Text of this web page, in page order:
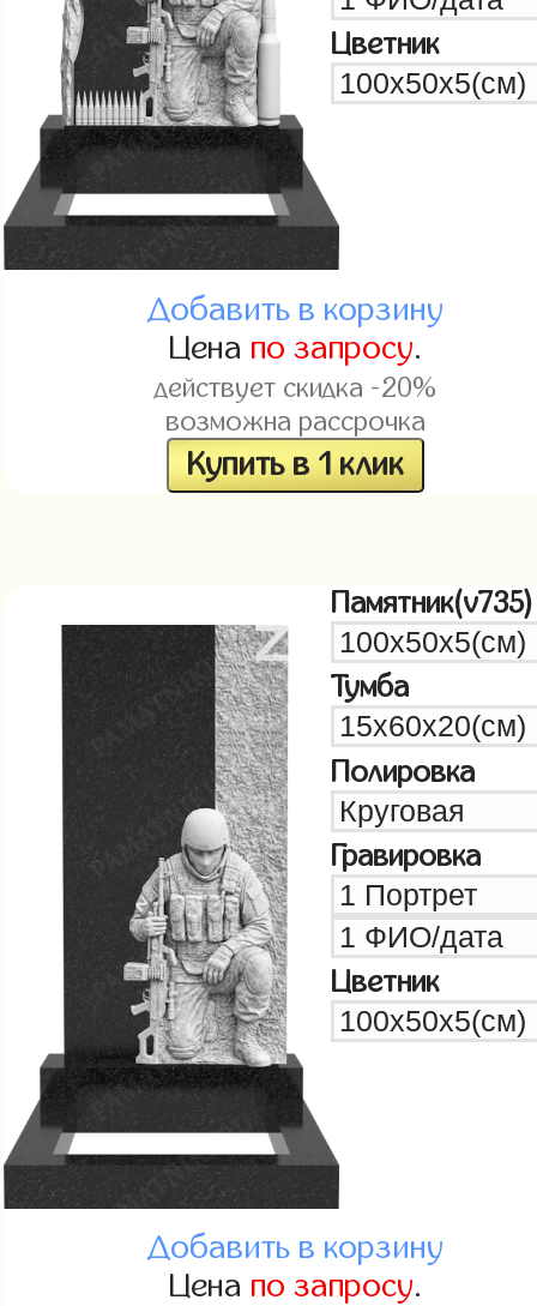
Цветник
Добавить в корзину
Цена по запросу.
действует скидка -20%
возможна рассрочка
Купить в 1 клик
Памятник(v735)
Тумба
Полировка
Гравировка
Цветник
Добавить в корзину
Цена по запросу.